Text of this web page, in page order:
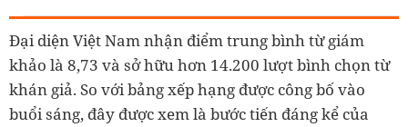
Đại diện Việt Nam nhận điểm trung bình từ giám
khảo là 8,73 và sở hữu hơn 14.200 lượt bình chọn từ
khán giả. So với bảng xếp hạng được công bố vào
buổi sáng, đây được xem là bước tiến đáng kể của